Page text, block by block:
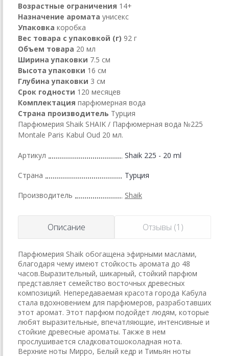
Возрастные ограничения 14+
Назначение аромата унисекс
Упаковка коробка
Вес товара с упаковкой (г) 92 г
Объем товара 20 мл
Ширина упаковки 7.5 см
Высота упаковки 16 см
Глубина упаковки 3 см
Срок годности 120 месяцев
Комплектация парфюмерная вода
Страна производитель Турция
Парфюмерия Shaik SHAIK / Парфюмерная вода №225
Montale Paris Kabul Oud 20 мл.
Артикул Shaik 225 - 20 ml
Страна Турция
Производитель Shaik
Описание Отзывы (1)
Парфюмерия Shaik обогащена эфирными маслами,
благодаря чему имеют стойкость аромата до 48
часов.Выразительный, шикарный, стойкий парфюм
представляет семейство восточных древесных
композиций. Непередаваемая красота города Кабула
стала вдохновением для парфюмеров, разработавших
этот аромат. Этот парфюм подойдет людям, которые
любят выразительные, впечатляющие, интенсивные и
стойкие древесные ароматы. Также в нем
прослушивается сладковатошоколадная нота.
Верхние ноты Мирро, Белый кедр и Тимьян ноты